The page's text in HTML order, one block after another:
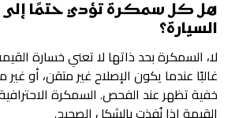
هل كل سمكرة تؤدي حتمًا
السيارة؟
لا، السمكرة بحد ذاتها لا تعني خسارة
غالبًا عندما يكون الإصلاح غير متقن، أو غير
خفية تظهر عند الفحص. السمكرة
القيمة إذا نُفذت بالشكل الصحيح.